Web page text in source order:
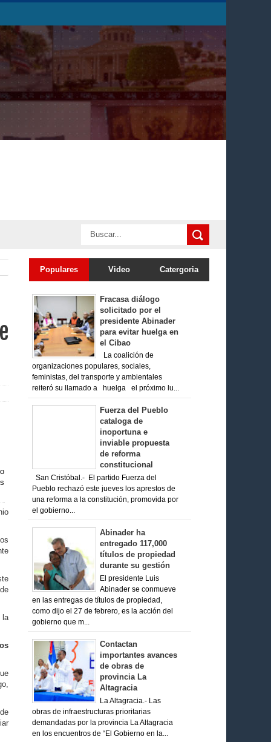
la
Populares Video Catergoria
Fracasa diálogo
solicitado por el
presidente Abinader
para evitar huelga en
el Cibao
La coalición de
organizaciones populares, sociales,
feministas, del transporte y ambientales
reiteró su llamado a huelga el próximo lu...
Fuerza del Pueblo
cataloga de
inoportuna e
inviable propuesta
de reforma
constitucional
San Cristóbal.- El partido Fuerza del
Pueblo rechazó este jueves los aprestos de
una reforma a la constitución, promovida por
el gobierno...
Abinader ha
entregado 117,000
títulos de propiedad
durante su gestión
El presidente Luis
Abinader se conmueve
en las entregas de títulos de propiedad,
como dijo el 27 de febrero, es la acción del
gobierno que m...
Contactan
importantes avances
de obras de
provincia La
Altagracia
La Altagracia.- Las
obras de infraestructuras prioritarias
demandadas por la provincia La Altagracia
en los encuentros de “El Gobierno en la...